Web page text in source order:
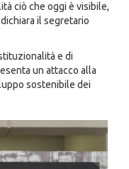
ciò che oggi è visibile,
il segretario
e di
un attacco alla
sostenibile dei